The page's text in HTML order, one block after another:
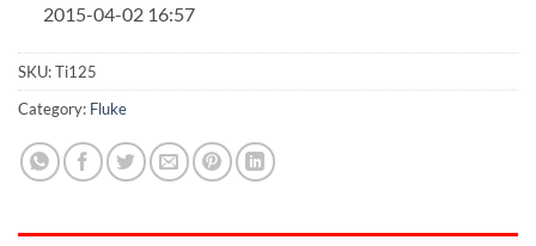
2015-04-02 16:57
SKU:Ti125
Category: Fluke